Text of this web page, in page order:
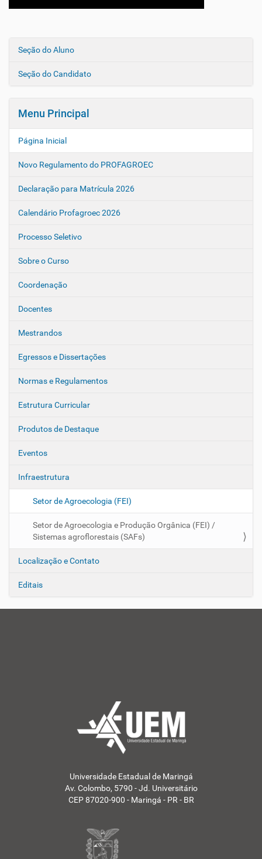
N
g
ç
ã
o
Seção do Aluno
Seção do Candidato
Menu Principal
Página Inicial
Novo Regulamento do PROFAGROEC
Declaração para Matrícula 2026
Calendário Profagroec 2026
Processo Seletivo
Sobre o Curso
Coordenação
Docentes
Mestrandos
Egressos e Dissertações
Normas e Regulamentos
Estrutura Curricular
Produtos de Destaque
Eventos
Infraestrutura
Setor de Agroecologia (FEI)
Setor de Agroecologia e Produção Orgânica (FEI) /
Sistemas agroflorestais (SAFs)
Localização e Contato
Editais
Universidade Estadual de Maringá
Av. Colombo, 5790 - Jd. Universitário
CEP 87020-900 - Maringá - PR - BR